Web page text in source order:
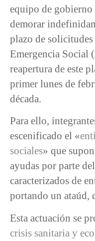
equipo de
demorar
plazo de solicitudes
Emergencia Social
reapertura de este
primer lunes de
década.
Para ello,
escenificado el «
sociales» que
ayudas por parte
caracterizados de
portando un ataúd,
Esta actuación se
crisis sanitaria y